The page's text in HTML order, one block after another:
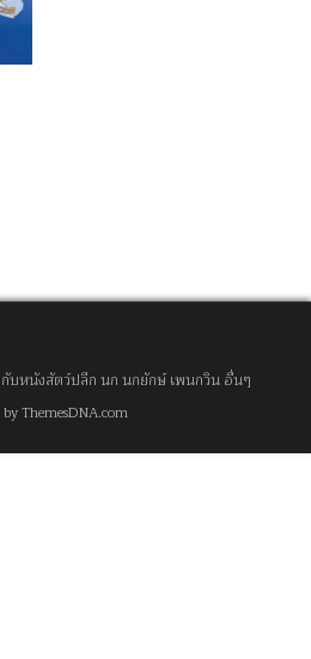
กับหนังสัตว์ปลีก นก นกยักษ์ เพนกวิน อื่นๆ
by ThemesDNA.com